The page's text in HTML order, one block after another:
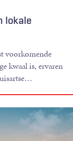
lokale
voorkomende
kwaal is, ervaren
…